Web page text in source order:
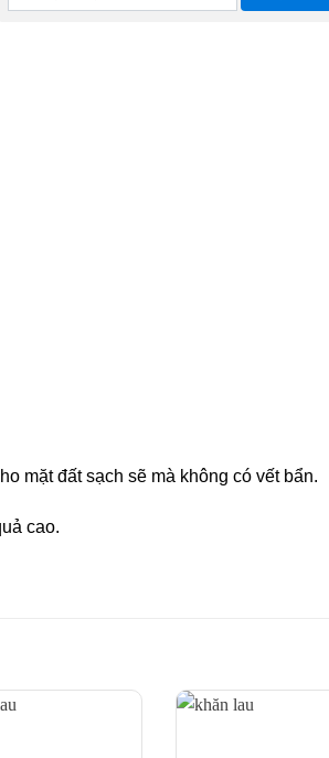
mặt đất sạch sẽ mà không có vết bẩn.
cao.